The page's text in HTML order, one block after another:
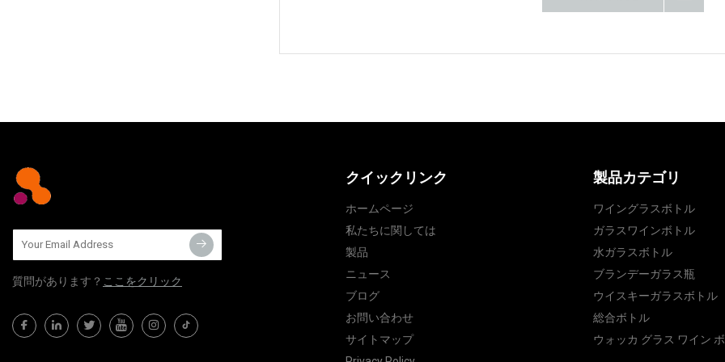
質問​​があります？ ここをクリック
クイックリンク
ホームページ
私たちに関しては
製品
ニュース
ブログ
お問い合わせ
サイトマップ
製品カテゴリ
ワイングラスボトル
ガラスワインボトル
水ガラスボトル
ブランデーガラス瓶
ウイスキーガラスボトル
総合ボトル
ウォッカ グラス ワイン